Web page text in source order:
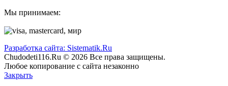
Мы принимаем:
Разработка сайта: Sistematik.Ru
Chudodeti116.Ru © 2026 Все права защищены.
Любое копирование с сайта незаконно
Закрыть